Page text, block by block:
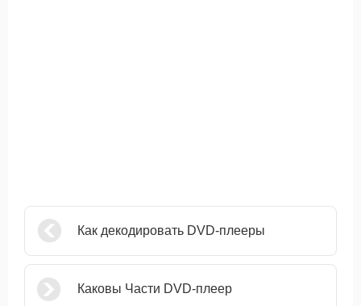
Как декодировать DVD-плееры
Каковы Части DVD-плеер